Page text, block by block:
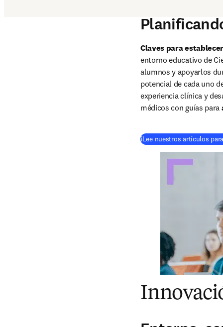
Claves para
entorno educativo de
alumnos y apoyarlos
potencial de cada uno
experiencia clínica y
médicos con guías para
¡Lee nuestros artículos